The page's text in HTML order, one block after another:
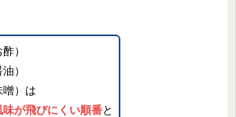
）
）
噌）は
味が飛びにくい順番と